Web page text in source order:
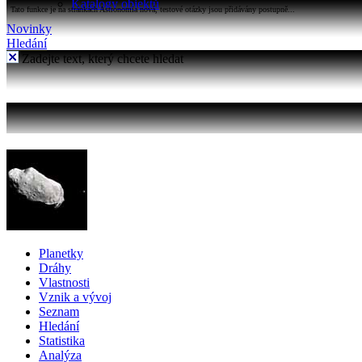
Katalogy objektů
Tato funkce je na stránkách Astronomia nová, testové otázky jsou přidávány postupně...
Novinky
Hledání
Zadejte text, který chcete hledat
Planetky
Dráhy
Vlastnosti
Vznik a vývoj
Seznam
Hledání
Statistika
Analýza